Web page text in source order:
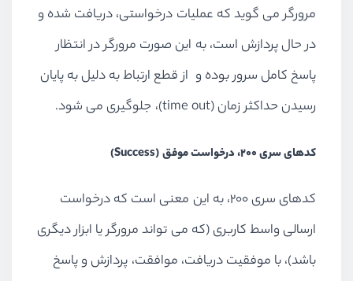
مرورگر می گوید که عملیات درخواستی، دریافت شده و
در حال پردازش است، به این صورت مرورگر در انتظار
پاسخ کامل سرور بوده و از قطع ارتباط به دلیل به پایان
رسیدن حداکثر زمان (time out)، جلوگیری می شود.
کدهای سری 200، درخواست موفق (Success)
کدهای سری 200، به این معنی است که درخواست
ارسالی واسط کاربری (که می تواند مرورگر یا ابزار دیگری
باشد)، با موفقیت دریافت، موافقت، پردازش و پاسخ